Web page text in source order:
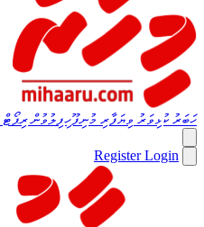
ހަބަރުކުޅިވަރު ވިޔަފާރި މުނިފޫހިފިލުވުންރިޕޯޓް
RegisterLogin